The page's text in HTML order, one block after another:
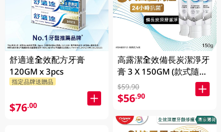
舒適達全效配方牙膏
120GM x 3pcs
指定品牌送贈品
$76.00
高露潔全效備長炭潔淨牙
膏 3 X 150GM (款式隨機
發送)
$59.90
$56.90